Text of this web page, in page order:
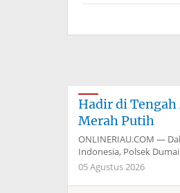
Hadir di
Merah Putih
ONLINERIAU.COM —
Indonesia, Polsek
05 Agustus 2026